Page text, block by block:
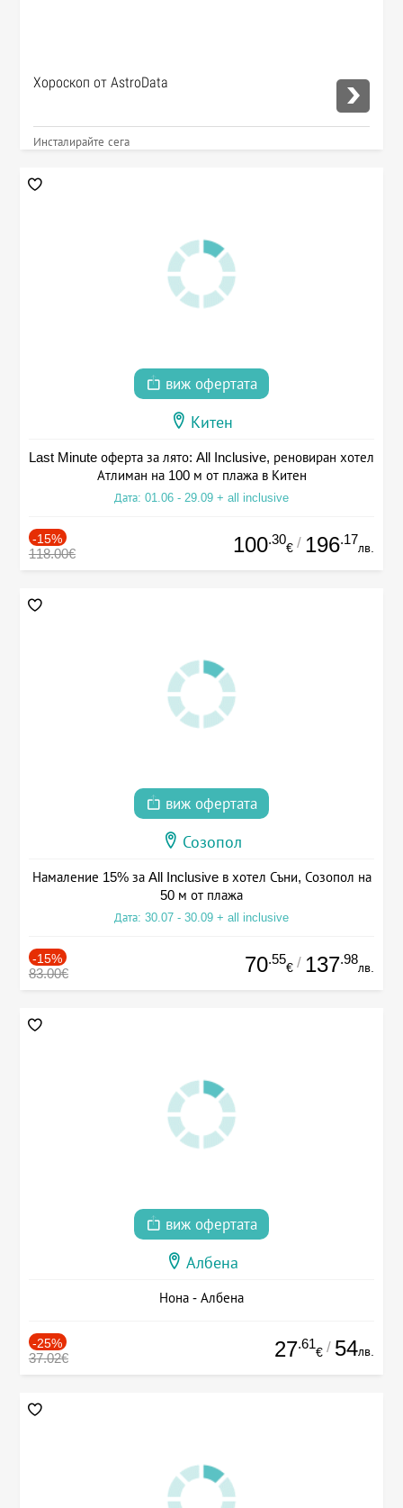
Хороскоп от AstroData
Инсталирайте сега
виж офертата
Китен
Last Minute оферта за лято: All Inclusive, реновиран хотел
Атлиман на 100 м от плажа в Китен
Дата: 01.06 - 29.09 + all inclusive
-15%
118.00€ 100.30
€ / 196.17
лв.
виж офертата
Созопол
Намаление 15% за All Inclusive в хотел Съни, Созопол на
50 м от плажа
Дата: 30.07 - 30.09 + all inclusive
-15%
83.00€ 70.55
€ / 137.98
лв.
виж офертата
Албена
Нона - Албена
-25%
37.02€ 27.61
€ / 54лв.